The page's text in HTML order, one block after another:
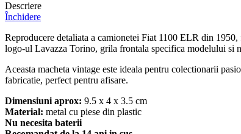
Descriere
Închidere
Reproducere detaliata a camionetei Fiat 1100 ELR din
logo-ul Lavazza Torino, grila frontala specifica modelului si
Aceasta macheta vintage este ideala pentru colectionarii
fabricatie, perfect pentru afisare.
Dimensiuni aprox: 9.5 x 4 x 3.5 cm
Material: metal cu piese din plastic
Nu necesita baterii